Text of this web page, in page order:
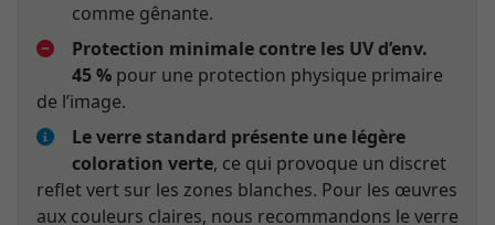
comme gênante.
Protection minimale contre les UV d’env.
45 % pour une protection physique primaire
de l’image.
Le verre standard présente une légère
coloration verte, ce qui provoque un discret
reflet vert sur les zones blanches. Pour les œuvres
aux couleurs claires, nous recommandons le verre